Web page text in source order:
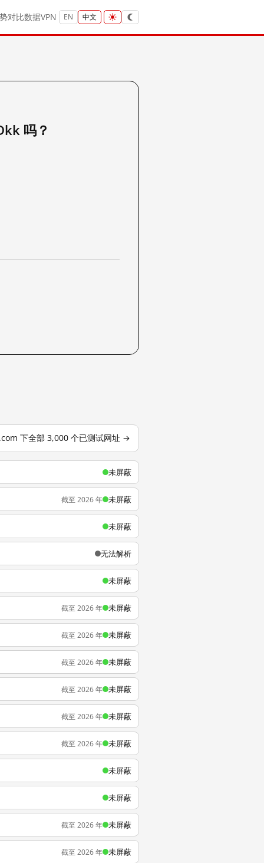
对比数据VPN EN 中文
吗？
下全部 3,000 个已测试网址 →
未屏蔽
截至 2026 年 未屏蔽
未屏蔽
无法解析
未屏蔽
截至 2026 年 未屏蔽
截至 2026 年 未屏蔽
截至 2026 年 未屏蔽
截至 2026 年 未屏蔽
截至 2026 年 未屏蔽
截至 2026 年 未屏蔽
未屏蔽
未屏蔽
截至 2026 年 未屏蔽
截至 2026 年 未屏蔽